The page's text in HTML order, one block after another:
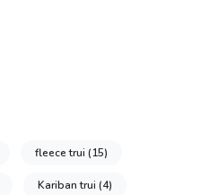
fleece trui (15)
Kariban trui (4)